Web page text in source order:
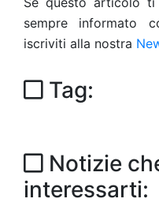
sempre informato
iscriviti alla nostra
Tag:
Notizie
interessarti: